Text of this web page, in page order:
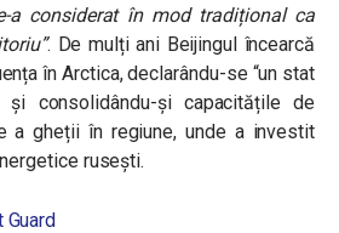
a considerat în mod tradițional ca
. De mulți ani Beijingul încearcă
în Arctica, declarându-se “un stat
și consolidându-și capacitățile de
a gheții în regiune, unde a investit
rusești.
Guard